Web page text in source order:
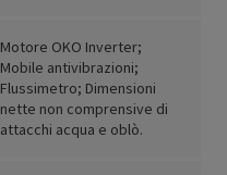
Motore OKO Inverter;
Mobile antivibrazioni;
Flussimetro; Dimensioni
nette non comprensive di
attacchi acqua e oblò.